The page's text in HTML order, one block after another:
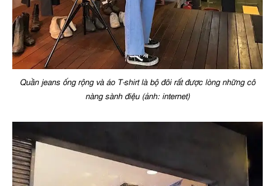
Quần jeans ống rộng và áo T-shirt là bộ đôi rất được lòng những cô
nàng sành điệu (ảnh: internet)